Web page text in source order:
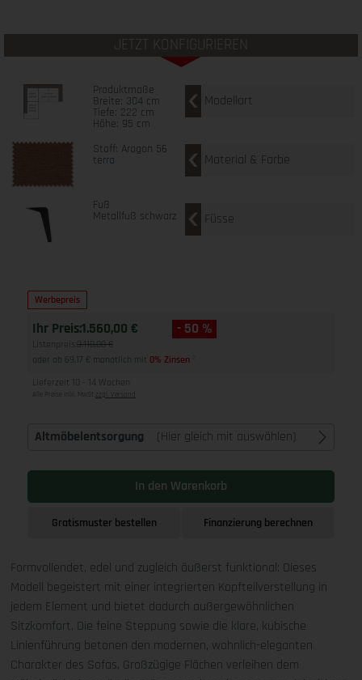
JETZT KONFIGURIEREN
Produktmaße
Breite: 304 cm
Tiefe: 222 cm
Höhe: 95 cm
Modellart
Stoff: Aragon 56
terra Material & Farbe
Fuß
Metallfuß schwarz Füsse
Werbepreis
Ihr Preis:1.560,00 € - 50 %
Listenpreis: 3.118,00 €
oder ab 69,17 € monatlich mit 0% Zinsen
Lieferzeit 10 - 14 Wochen
Alle Preise inkl. MwSt zzgl. Versand
Altmöbelentsorgung (Hier gleich mit auswählen)
In den Warenkorb
Gratismuster bestellen Finanzierung berechnen
Formvollendet, edel und zugleich äußerst funktional: Dieses
Modell begeistert mit einer integrierten Kopfteilverstellung in
jedem Element und bietet dadurch außergewöhnlichen
Sitzkomfort. Die feine Steppung sowie die klare, kubische
Linienführung betonen den modernen, wohnlich-eleganten
Charakter des Sofas. Großzügige Flächen verleihen dem